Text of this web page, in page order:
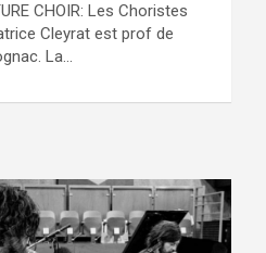
CHOIR: Les Choristes
Cleyrat est prof de
La...